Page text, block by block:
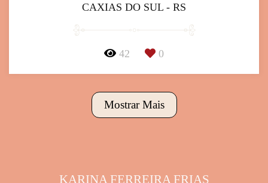
CAXIAS DO SUL - RS
42 0
Mostrar Mais
KARINA FERREIRA FRIAS